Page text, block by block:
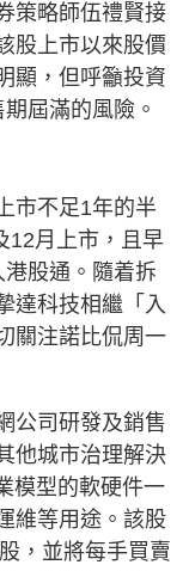
策略師伍禮賢接
股上市以來股價
顯，但呼籲投資
屆滿的風險。
市不足1年的半
12月上市，且早
股通。隨着拆
達科技相繼「入
關注諾比侃周一
公司研發及銷售
他城市治理解決
模型的軟硬件一
維等用途。該股
，並將每手買賣